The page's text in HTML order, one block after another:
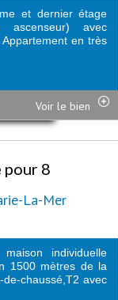
et dernier étage
avec
en très
Voir le bien
8
La-Mer
individuelle
1500 mètres de la
chaussé,T2 avec